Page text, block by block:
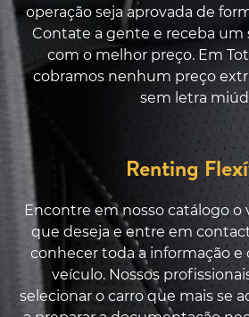
operação seja aprovada de
Contate a gente e receba
com o melhor preço. Em
cobramos nenhum preço
sem letra
Renting
Encontre em nosso catálogo
que deseja e entre em
conhecer toda a informação e
veículo. Nossos
selecionar o carro que mais se